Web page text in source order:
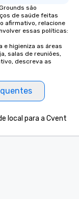
são
de saúde feitas
afirmativo, relacione
essas políticas:
e higieniza as áreas
salas de reuniões,
descreva as
local para a Cvent